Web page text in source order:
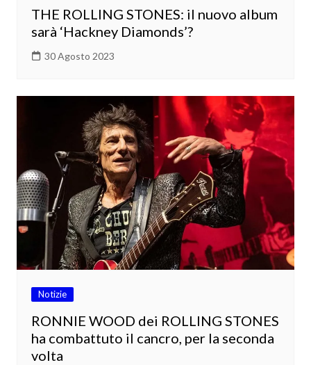
THE ROLLING STONES: il nuovo album
sarà ‘Hackney Diamonds’?
30 Agosto 2023
Notizie
RONNIE WOOD dei ROLLING STONES
ha combattuto il cancro, per la seconda
volta